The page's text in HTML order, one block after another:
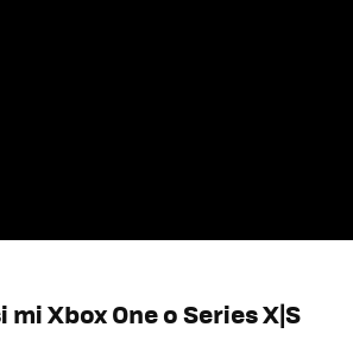
Xbox One o Series X|S